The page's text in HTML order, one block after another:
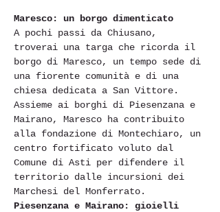
Maresco: un borgo dimenticato
A pochi passi da Chiusano,
troverai una targa che ricorda il
borgo di Maresco, un tempo sede di
una fiorente comunità e di una
chiesa dedicata a San Vittore.
Assieme ai borghi di Piesenzana e
Mairano, Maresco ha contribuito
alla fondazione di Montechiaro, un
centro fortificato voluto dal
Comune di Asti per difendere il
territorio dalle incursioni dei
Marchesi del Monferrato.
Piesenzana e Mairano: gioielli